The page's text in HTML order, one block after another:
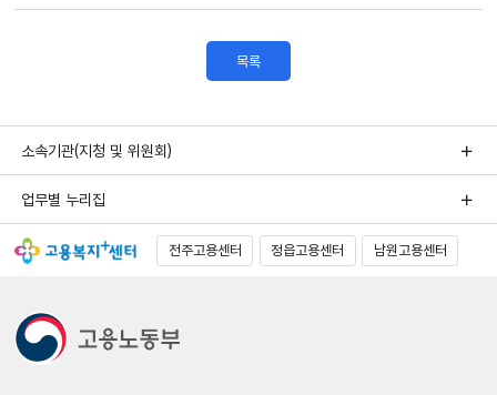
목록
소속기관(지청 및 위원회)
업무별 누리집
전주고용센터 정읍고용센터 남원고용센터